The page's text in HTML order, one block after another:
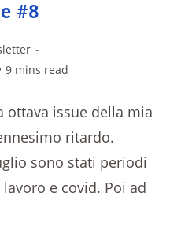
#8
9 mins read
ottava issue della mia
ritardo.
sono stati periodi
e covid. Poi ad